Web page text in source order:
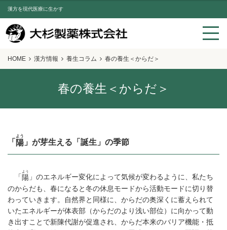
漢方を現代医療に生かす
HOME 漢方情報 養生コラム 春の養生＜からだ＞
春の養生＜からだ＞
「 陽
よう
」が芽生える「誕生」の季節
「陽
よう
」のエネルギー変化によって気候が変わるように、私たち
のからだも、春になると冬の休息モードから活動モードに切り替
わっていきます。自然界と同様に、からだの奥深くに蓄えられて
いたエネルギーが体表部（からだのより浅い部位）に向かって動
き出すことで新陳代謝が促進され、からだ本来のバリア機能・抵